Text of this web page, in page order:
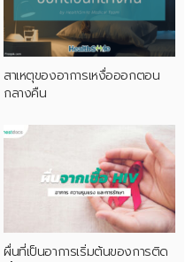
สาเหตุของอาการเหงื่อออกตอน
กลางคืน
ผื่นที่เป็นอาการเริ่มต้นของการติด